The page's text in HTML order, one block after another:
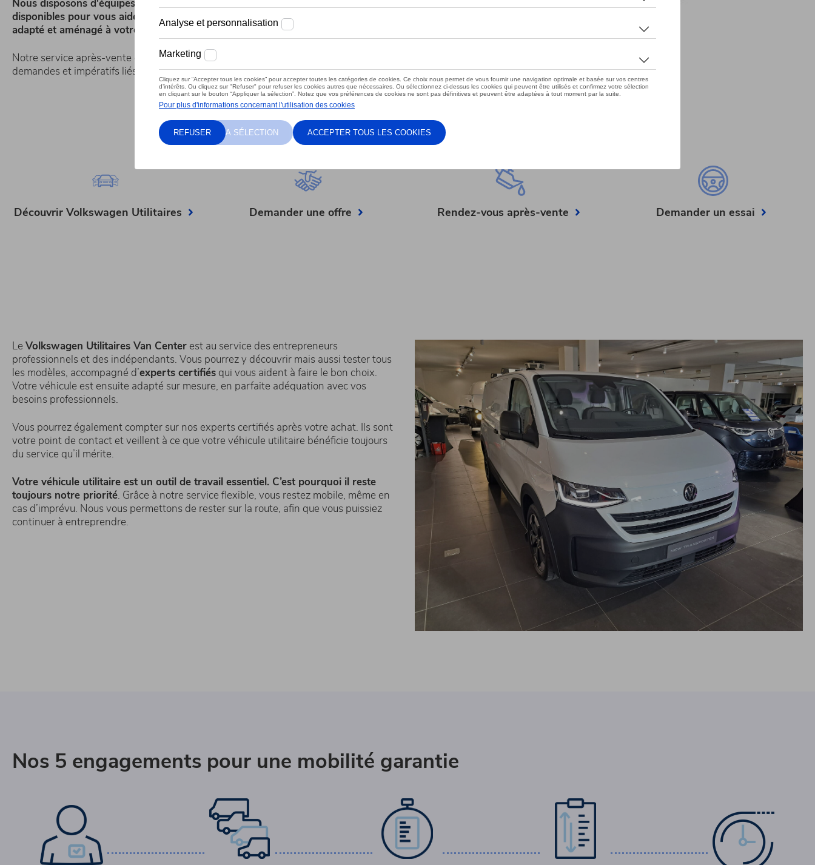
Nous disposons d'équipes de professionnels à votre écoute,
disponibles pour vous aider à choisir l'utilitaire parfaitement
adapté et aménagé à votre métier ou vos loisirs.
Notre service après-vente est également à l'écoute de toutes vos
demandes et impératifs liés à votre profession.
Découvrir Volkswagen Utilitaires Demander une offre Rendez-vous après-vente Demander un essai
Le Volkswagen Utilitaires Van Center est au service des entrepreneurs
professionnels et des indépendants. Vous pourrez y découvrir mais aussi tester tous
les modèles, accompagné d’experts certifiés qui vous aident à faire le bon choix.
Votre véhicule est ensuite adapté sur mesure, en parfaite adéquation avec vos
besoins professionnels.
Vous pourrez également compter sur nos experts certifiés après votre achat. Ils sont
votre point de contact et veillent à ce que votre véhicule utilitaire bénéficie toujours
du service qu’il mérite.
Votre véhicule utilitaire est un outil de travail essentiel. C’est pourquoi il reste
toujours notre priorité. Grâce à notre service flexible, vous restez mobile, même en
cas d’imprévu. Nous vous permettons de rester sur la route, afin que vous puissiez
continuer à entreprendre.
Nos 5 engagements pour une mobilité garantie